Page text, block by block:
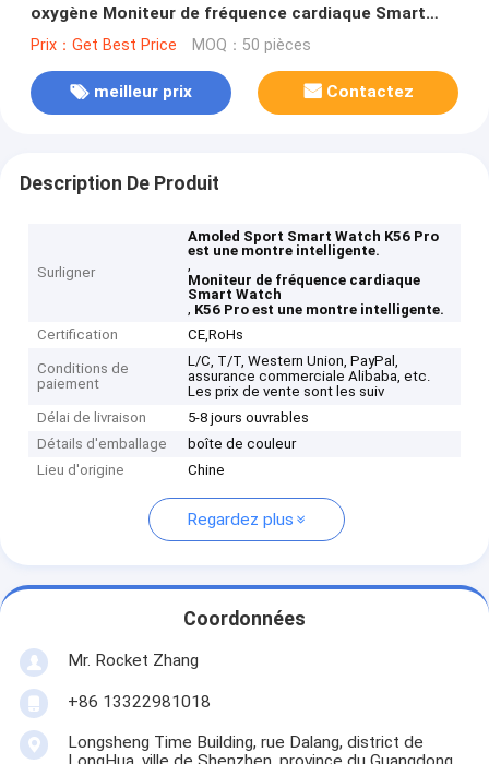
oxygène Moniteur de fréquence cardiaque Smart
Watch
Prix：Get Best Price MOQ：50 pièces
meilleur prix Contactez
Description De Produit
Surligner
Amoled Sport Smart Watch K56 Pro
est une montre intelligente.
,
Moniteur de fréquence cardiaque
Smart Watch
, K56 Pro est une montre intelligente.
Certification
CE,RoHs
Conditions de
paiement
L/C, T/T, Western Union, PayPal,
assurance commerciale Alibaba, etc.
Les prix de vente sont les suiv
Délai de livraison
5-8 jours ouvrables
Détails d'emballage
boîte de couleur
Lieu d'origine
Chine
Regardez plus
Coordonnées
Mr. Rocket Zhang
+86 13322981018
Longsheng Time Building, rue Dalang, district de